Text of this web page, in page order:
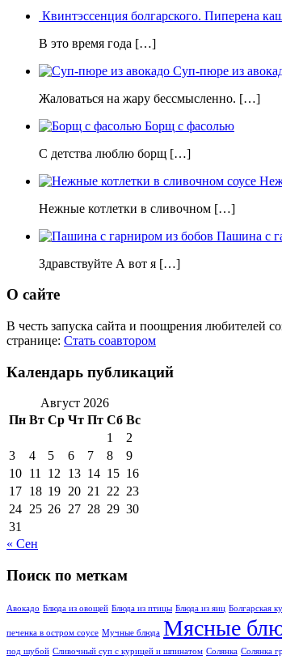
Квинтэссенция болгарского. Пиперена
В это время года […]
Суп-пюре из
Жаловаться на жару бессмысленно. […]
Борщ с фасолью
С детства люблю борщ […]
Нежные котлетки в сливочном […]
Пашина с
Здравствуйте А вот я […]
О сайте
В честь запуска сайта и поощрения любителей
странице: Стать соавтором
Календарь публикаций
Август 2026
Пн Вт Ср Чт Пт Сб Вс
1
2
3
4 5 6 7 8
9
10 11 12 13 14 15 16
17 18 19 20 21 22 23
24 25 26 27 28 29 30
31
« Сен
Поиск по меткам
Авокадо Блюда из овощей Блюда из птицы Блюда из яиц Болгарская
печенка в остром соусе Мучные блюда Мясные
под шубой Сливочный суп с курицей и шпинатом Солянка Солянка